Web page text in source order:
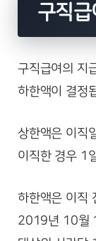
구직
구직급여의 지
하한액이 결정
상한액은 이직
이직한 경우 1
하한액은 이직
2019년 10월